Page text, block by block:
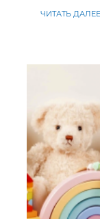
ЧИТАТЬ ДАЛЕЕ